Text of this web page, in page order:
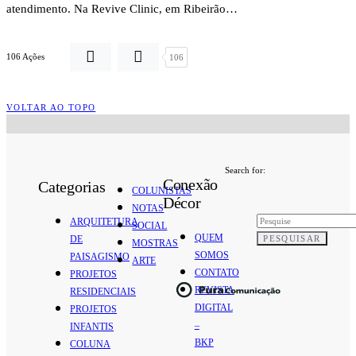
atendimento. Na Revive Clinic, em Ribeirão…
106 Ações 106
VOLTAR AO TOPO
Categorias
ARQUITETURA
DE
PAISAGISMO
PROJETOS
RESIDENCIAIS
PROJETOS
INFANTIS
COLUNA
COLUNISTAS
NOTAS
SOCIAL
MOSTRAS
ARTE
Conexão
Décor
QUEM
SOMOS
CONTATO
REVISTA
DIGITAL
–
BKP
Search for:
PESQUISAR